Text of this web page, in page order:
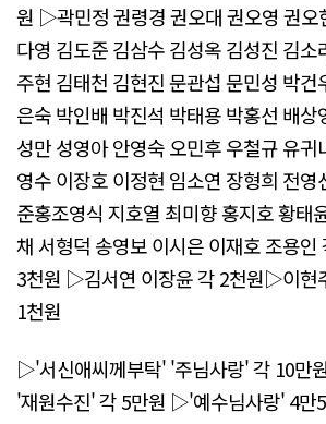
원 ▷곽민정 권령경 권오대 권오영 권오
다영 김도준 김삼수 김성옥 김성진 김소
주현 김태천 김현진 문관섭 문민성 박
은숙 박인배 박진석 박태용 박홍선 배상
성만 성영아 안영숙 오민후 우철규 유귀
영수 이장호 이정현 임소연 장형희 전영
준홍조영식 지호열 최미향 홍지호 황
채 서형덕 송영보 이시은 이재호 조용
3천원 ▷김서연 이장윤 각 2천원▷이현
1천원
▷'서신애씨께부탁' '주님사랑' 각 10만
'재원수진' 각 5만원 ▷'예수님사랑' 4